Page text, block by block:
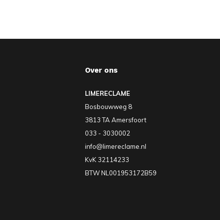
Over ons
LIMERECLAME
Bosbouwweg 8
3813 TA Amersfoort
033 - 3030002
info@limereclame.nl
KvK 32114233
BTW NL001953172B59